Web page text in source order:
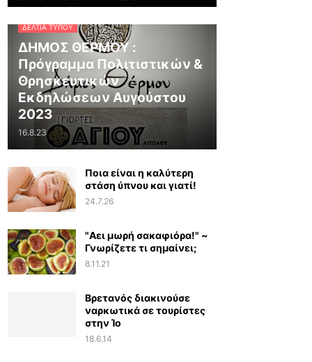
ΔΕΛΤΊΑ ΤΎΠΟΥ
ΔΗΜΟΣ ΘΕΡΜΟΥ :
Πρόγραμμα Πολιτιστικών &
Θρησκευτικών
Εκδηλώσεων Αυγούστου
2023
16.8.23
Ποια είναι η καλύτερη
στάση ύπνου και γιατί!
24.7.26
"Αει μωρή σακαφιόρα!" ~
Γνωρίζετε τι σημαίνει;
8.11.21
Βρετανός διακινούσε
ναρκωτικά σε τουρίστες
στην Ίο
18.6.14